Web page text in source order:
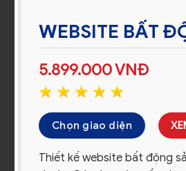
WEBSITE BẤT
5.899.000VNĐ
Chọn giao diện
Thiết kế website bất động